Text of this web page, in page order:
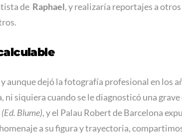
de Raphael, y realizaría reportajes a
aunque dejó la fotografía profesional en los
siquiera cuando se le diagnosticó una
Blume), y el Palau Robert de Barcelona
a su figura y trayectoria,